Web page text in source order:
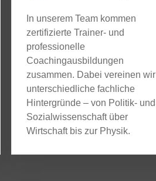
In unserem Team kommen
zertifizierte Trainer- und
professionelle
Coachingausbildungen
zusammen. Dabei vereinen wir
unterschiedliche fachliche
Hintergründe – von Politik- und
Sozialwissenschaft über
Wirtschaft bis zur Physik.